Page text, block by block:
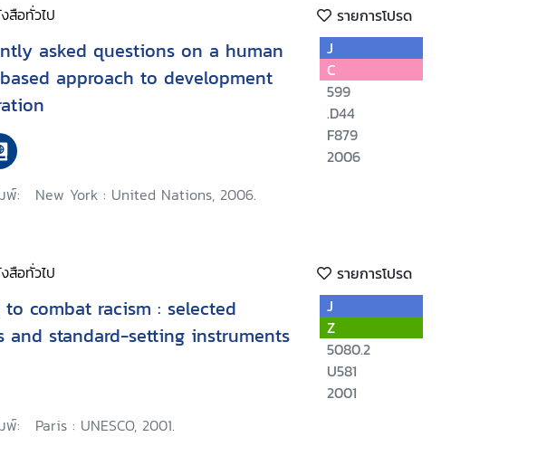
สือทั่วไป รายการโปรด
asked questions on a human
approach to development
พ์: New York : United Nations, 2006.
J
C
599
.D44
F879
2006
สือทั่วไป รายการโปรด
combat racism : selected
and standard-setting instruments
พ์: Paris : UNESCO, 2001.
J
Z
5080.2
U581
2001